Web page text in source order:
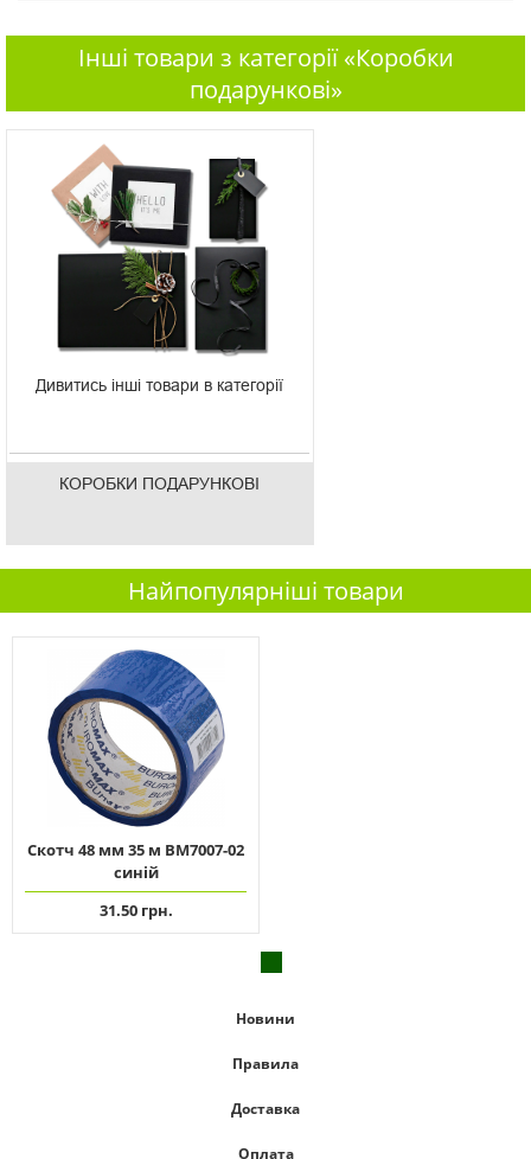
Інші товари з категорії «Коробки
подарункові»
Дивитись інші товари в категорії
КОРОБКИ ПОДАРУНКОВІ
Найпопулярніші товари
Скотч 48 мм 35 м ВМ7007-02
синій
31.50 грн.
Новини
Правила
Доставка
Оплата